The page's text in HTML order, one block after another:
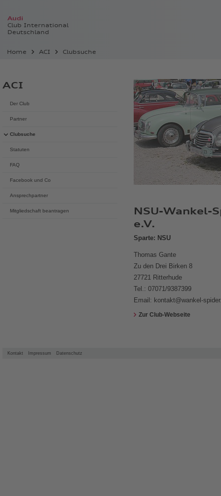
Audi
Club International
Deutschland
Home ACI Clubsuche
NSU-Wankel-
e.V.
Sparte: NSU
Thomas Gante
Zu den Drei Birken 8
27721 Ritterhude
Tel.: 07071/9387399
Email: kontakt@wankel-
Zur Club-Webseite
ACI
Der Club
Partner
Clubsuche
Statuten
FAQ
Facebook und Co
Ansprechpartner
Mitgliedschaft beantragen
Kontakt Impressum Datenschutz